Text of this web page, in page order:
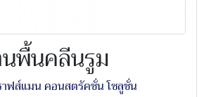
นพื้นคลีนรูม
ฟส์แมน คอนสตรัคชั่น โซลูชั่น